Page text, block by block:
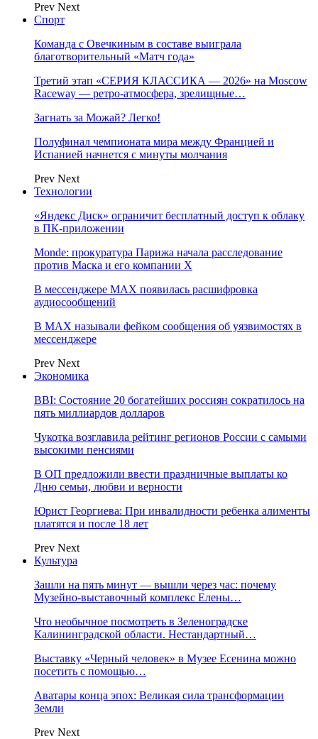
Prev Next
Спорт
Команда с Овечкиным в составе выиграла
благотворительный «Матч года»
Третий этап «СЕРИЯ КЛАССИКА — 2026» на Moscow
Raceway — ретро‑атмосфера, зрелищные…
Загнать за Можай? Легко!
Полуфинал чемпионата мира между Францией и
Испанией начнется с минуты молчания
Prev Next
Технологии
«Яндекс Диск» ограничит бесплатный доступ к облаку
в ПК-приложении
Monde: прокуратура Парижа начала расследование
против Маска и его компании X
В мессенджере MAX появилась расшифровка
аудиосообщений
В МAX называли фейком сообщения об уязвимостях в
мессенджере
Prev Next
Экономика
BBI: Состояние 20 богатейших россиян сократилось на
пять миллиардов долларов
Чукотка возглавила рейтинг регионов России с самыми
высокими пенсиями
В ОП предложили ввести праздничные выплаты ко
Дню семьи, любви и верности
Юрист Георгиева: При инвалидности ребенка алименты
платятся и после 18 лет
Prev Next
Культура
Зашли на пять минут — вышли через час: почему
Музейно-выставочный комплекс Елены…
Что необычное посмотреть в Зеленоградске
Калининградской области. Нестандартный…
Выставку «Черный человек» в Музее Есенина можно
посетить с помощью…
Аватары конца эпох: Великая сила трансформации
Земли
Prev Next